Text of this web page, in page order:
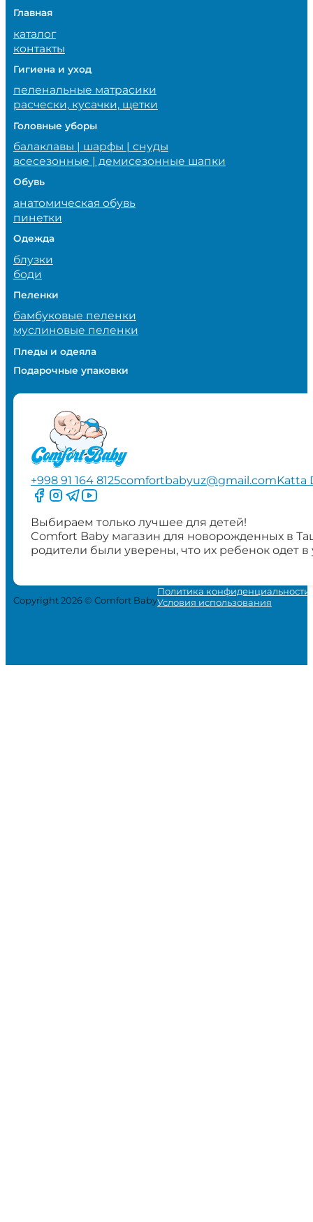
Главная
каталог
контакты
Гигиена и уход
пеленальные матрасики
расчески, кусачки, щетки
Головные уборы
балаклавы | шарфы | снуды
всесезонные | демисезонные шапки
Обувь
анатомическая обувь
пинетки
Одежда
блузки
боди
Пеленки
бамбуковые пеленки
муслиновые пеленки
Пледы и одеяла
Подарочные упаковки
+998 91 164 8125comfortbabyuz@gmail.comKatta
Следите за нами на Facebook
Следите за нами в Instagram
Следите за нами в Telegram
Следите за нами в YouTube
Выбираем только лучшее для детей!
Comfort Baby магазин для новорожденных в
родители были уверены, что их ребенок одет
Copyright 2026 © Comfort Baby
Политика конфиденциальности
Условия использования